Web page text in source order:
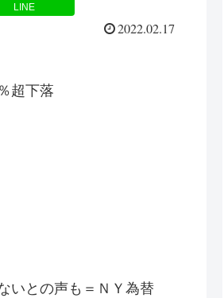
LINE
2022.02.17
超下落
いとの声も＝ＮＹ為替